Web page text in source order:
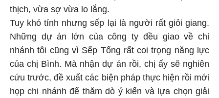
thịch, vừa sợ vừa lo lắng.
Tuy khó tính nhưng sếp lại là người rất giỏi giang.
Những dự án lớn của công ty đều giao về chi
nhánh tôi cũng vì Sếp Tổng rất coi trọng năng lực
của chị Bình. Mà nhận dự án rồi, chị ấy sẽ nghiên
cứu trước, đề xuất các biện pháp thực hiện rồi mới
họp chi nhánh để thăm dò ý kiến và lựa chọn giải